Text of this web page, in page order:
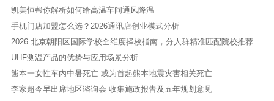
凯美恒帮你解析如何给高温车间通风降温
手机门店加盟怎么选？2026通讯店创业模式分析
2026 北京朝阳区国际学校全维度择校指南，分人群精准匹配院校推荐
UHF测温产品的优势与应用场景分析
熊本一女性车内中暑死亡 或为首起熊本地震灾害相关死亡
李家超今早出席地区谘询会 收集施政报告及五年规划意见